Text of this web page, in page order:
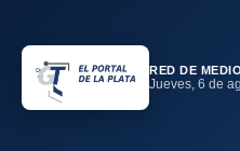
RED DE
Jueves, 6 de